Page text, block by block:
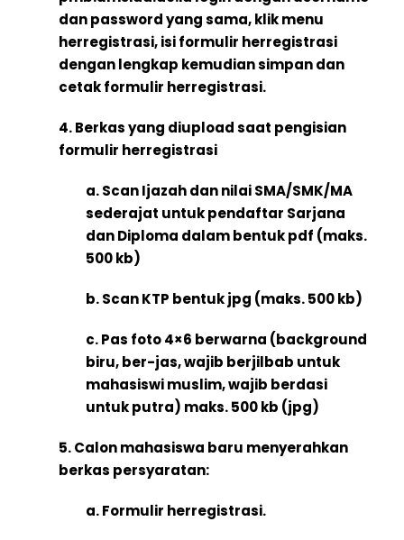
dan password yang sama, klik menu
herregistrasi, isi formulir herregistrasi
dengan lengkap kemudian simpan dan
cetak formulir herregistrasi.
4. Berkas yang diupload saat pengisian
formulir herregistrasi
a. Scan Ijazah dan nilai SMA/SMK/MA
sederajat untuk pendaftar Sarjana
dan Diploma dalam bentuk pdf (maks.
500 kb)
b. Scan KTP bentuk jpg (maks. 500 kb)
c. Pas foto 4×6 berwarna (background
biru, ber-jas, wajib berjilbab untuk
mahasiswi muslim, wajib berdasi
untuk putra) maks. 500 kb (jpg)
5. Calon mahasiswa baru menyerahkan
berkas persyaratan:
a. Formulir herregistrasi.